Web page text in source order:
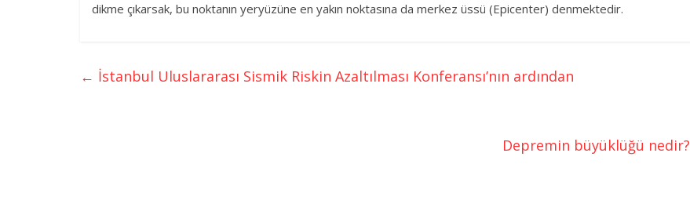
dikme çıkarsak, bu noktanın yeryüzüne en yakın noktasına da merkez üssü (Epicenter) denmektedir.
← İstanbul Uluslararası Sismik Riskin Azaltılması Konferansı’nın ardından
Depremin büyüklüğü nedir?